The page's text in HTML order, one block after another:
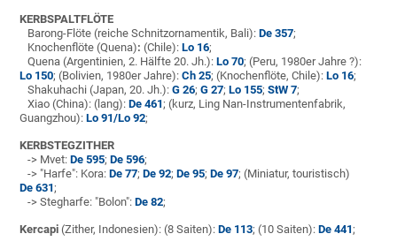
KERBSPALTFLÖTE
Barong-Flöte (reiche Schnitzornamentik, Bali):De 357;
Knochenflöte (Quena): (Chile): Lo 16;
Quena (Argentinien, 2. Hälfte 20. Jh.):Lo 70; (Peru, 1980er Jahre ?):
Lo 150; (Bolivien, 1980er Jahre):Ch 25; (Knochenflöte, Chile):Lo 16;
Shakuhachi (Japan, 20. Jh.):G 26;G 27;Lo 155;StW 7;
Xiao (China): (lang):De 461; (kurz, Ling Nan-Instrumentenfabrik,
Guangzhou):Lo 91/Lo 92;
KERBSTEGZITHER
-> Mvet:De 595;De 596;
-> "Harfe": Kora:De 77;De 92;De 95;De 97; (Miniatur, touristisch)
De 631;
-> Stegharfe: "Bolon":De 82;
Kercapi (Zither, Indonesien): (8 Saiten):De 113; (10 Saiten):De 441;